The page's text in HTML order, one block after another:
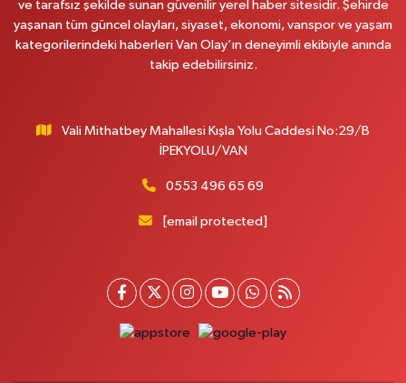
Koç Eczanesi
Cumhuriyet Mahallesi, Konak Sokak No:6 Gürpınar Van
Engin Eczanesi
Beyazıt Mahallesi, Zeylan Caddesi No:46 A Erciş Van
Yol Tarifi Al
Muhammed Eczanesi
0 (432) 712 22 87 Yol Tarifi Al
Otogar Eczanesi
ve tarafsız şekilde sunan güvenilir yerel haber sitesidir. Şehirde
yaşanan tüm güncel olayları, siyaset, ekonomi, vanspor ve yaşam
kategorilerindeki haberleri Van Olay’ın deneyimli ekibiyle anında
takip edebilirsiniz.
Vali Mithatbey Mahallesi Kışla Yolu Caddesi No:29/B
İPEKYOLU/VAN
0553 496 65 69
[email protected]